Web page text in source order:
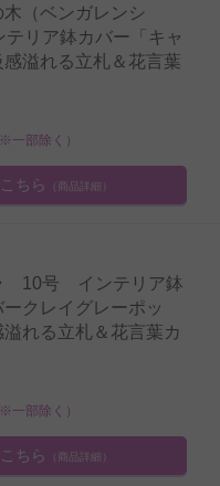
（ベンガレンシ
リア鉢カバー「キャ
感溢れる立札＆花言葉
一部除く）
ちら （商品詳細）
10号 インテリア鉢
クレイグレーポッ
溢れる立札＆花言葉カ
一部除く）
ちら （商品詳細）